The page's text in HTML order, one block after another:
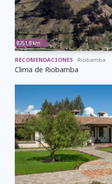
8751,8 km
RECOMENDACIONES Riobamba
Clima de Riobamba